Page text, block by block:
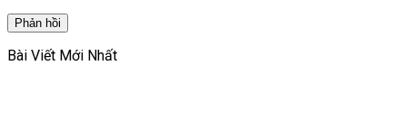
Bài Viết Mới Nhất